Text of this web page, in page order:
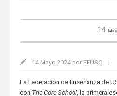
14
14 Mayo 2024 por FEUSO |
La Federación de Enseñanza de
con The Core School, la primera